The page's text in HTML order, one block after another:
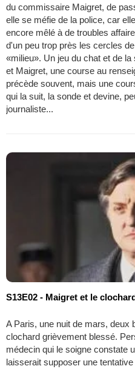
du commissaire Maigret, de
elle se méfie de la police, car
encore mêlé à de troubles
d'un peu trop près les cercles
«milieu». Un jeu du chat et de
et Maigret, une course au
précède souvent, mais une
qui la suit, la sonde et devine,
journaliste...
S13E02 - Maigret et le
A Paris, une nuit de mars, deux
clochard grièvement blessé.
médecin qui le soigne constate
laisserait supposer une